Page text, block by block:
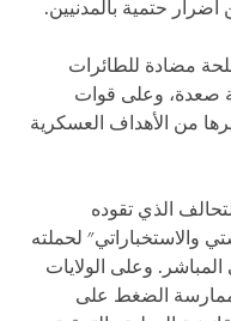
حتمية بالمدنيين.
مضادة للطائرات
صعدة، وعلى قوات
من الأهداف العسكرية
الذي تقوده
والاستخباراتي" لحملته
المباشر. وعلى الولايات
ممارسة الضغط على